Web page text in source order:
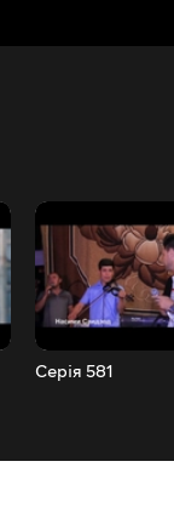
Серія 581